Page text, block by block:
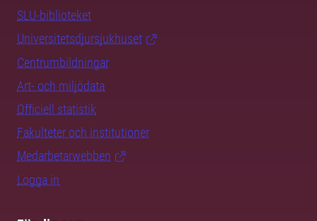
SLU-biblioteket
Universitetsdjursjukhuset
Centrumbildningar
Art- och miljödata
Officiell statistik
Fakulteter och institutioner
Medarbetarwebben
Logga in